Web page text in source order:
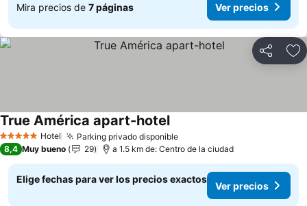
Mira precios de 7 páginas Ver precios
Compartir
5 Estrellas Hotel Parking privado disponibleVer precios
True América apart-hotelVer precios
8,4 Muy bueno 29 a 1.5 km de: Centro de la ciudad
Elige fechas para ver los precios exactos
Ver precios